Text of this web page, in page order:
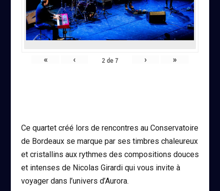
« ‹ 2de 7 › »
Ce quartet créé lors de rencontres au Conservatoire
de Bordeaux se marque par ses timbres chaleureux
et cristallins aux rythmes des compositions douces
et intenses de Nicolas Girardi qui vous invite à
voyager dans l’univers d’Aurora.